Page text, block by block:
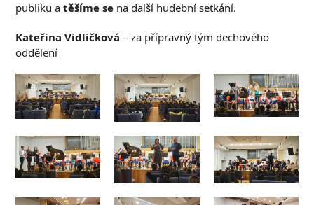
publiku a těšíme se na další hudební setkání.
Kateřina Vidličková – za přípravný tým dechového
oddělení